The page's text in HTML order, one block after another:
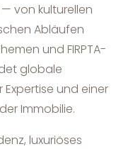
von kulturellen
Abläufen
und FIRPTA-
globale
Expertise und einer
Immobilie.
luxuriöses